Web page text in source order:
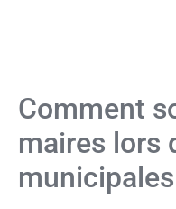
Comment
maires lors